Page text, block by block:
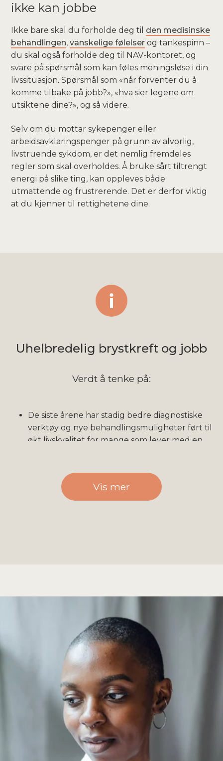
ikke kan jobbe
Ikke bare skal du forholde deg til den medisinske
behandlingen,vanskelige følelser og tankespinn –
du skal også forholde deg til NAV-kontoret, og
svare på spørsmål som kan føles meningsløse i din
livssituasjon. Spørsmål som «når forventer du å
komme tilbake på jobb?», «hva sier legene om
utsiktene dine?», og så videre.
Selv om du mottar sykepenger eller
arbeidsavklaringspenger på grunn av alvorlig,
livstruende sykdom, er det nemlig fremdeles
regler som skal overholdes. Å bruke sårt tiltrengt
energi på slike ting, kan oppleves både
utmattende og frustrerende. Det er derfor viktig
at du kjenner til rettighetene dine.
Uhelbredelig brystkreft og jobb
Verdt å tenke på:
De siste årene har stadig bedre diagnostiske
verktøy og nye behandlingsmuligheter ført til
økt livskvalitet for mange som lever med en
– i arbeidslivet for langt flere enn tidligere.
Du bør starte med å skaffe deg en oversikt
eventuelt i en redusert stilling, for en mer
Om dette er en reel mulighet, er naturligvis
også avhengig av arbeidsgiveren din og hva
slags jobb du har.
Det er dessverre ikke alle arbeidsgivere som
vet hvilke hjelpemidler og ordninger de skal
eller kan tilby, eller hvordan de best kan
tilrettelegge for å beholde medarbeidere som
Det kan derfor være en god idé å involvere
Vis mer